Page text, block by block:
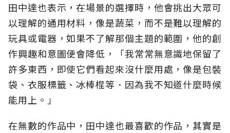
田中達也表示，在場景的選擇時，他會挑出大眾可
以理解的通用材料，像是蔬菜，而不是難以理解的
玩具或電器，如果不了解那個主題的範圍，他的創
作興趣和意圖便會降低，「我常常無意識地保留了
許多東西，即使它們看起來沒什麼用處，像是包裝
袋、衣服標籤、冰棒棍等．因為我不知道什麼時候
能用上。」
在無數的作品中，田中達也最喜歡的作品，其實是